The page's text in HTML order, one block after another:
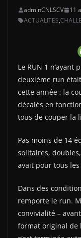
adminCNLSCV
11
ACTUALITES,
Le RUN 1
deuxième run
cette année : la
décalés en
tous de couper la
Pas moins de 14
solitaires,
avait pour tous les
Dans des
remporte le run.
convivialité –
format original de